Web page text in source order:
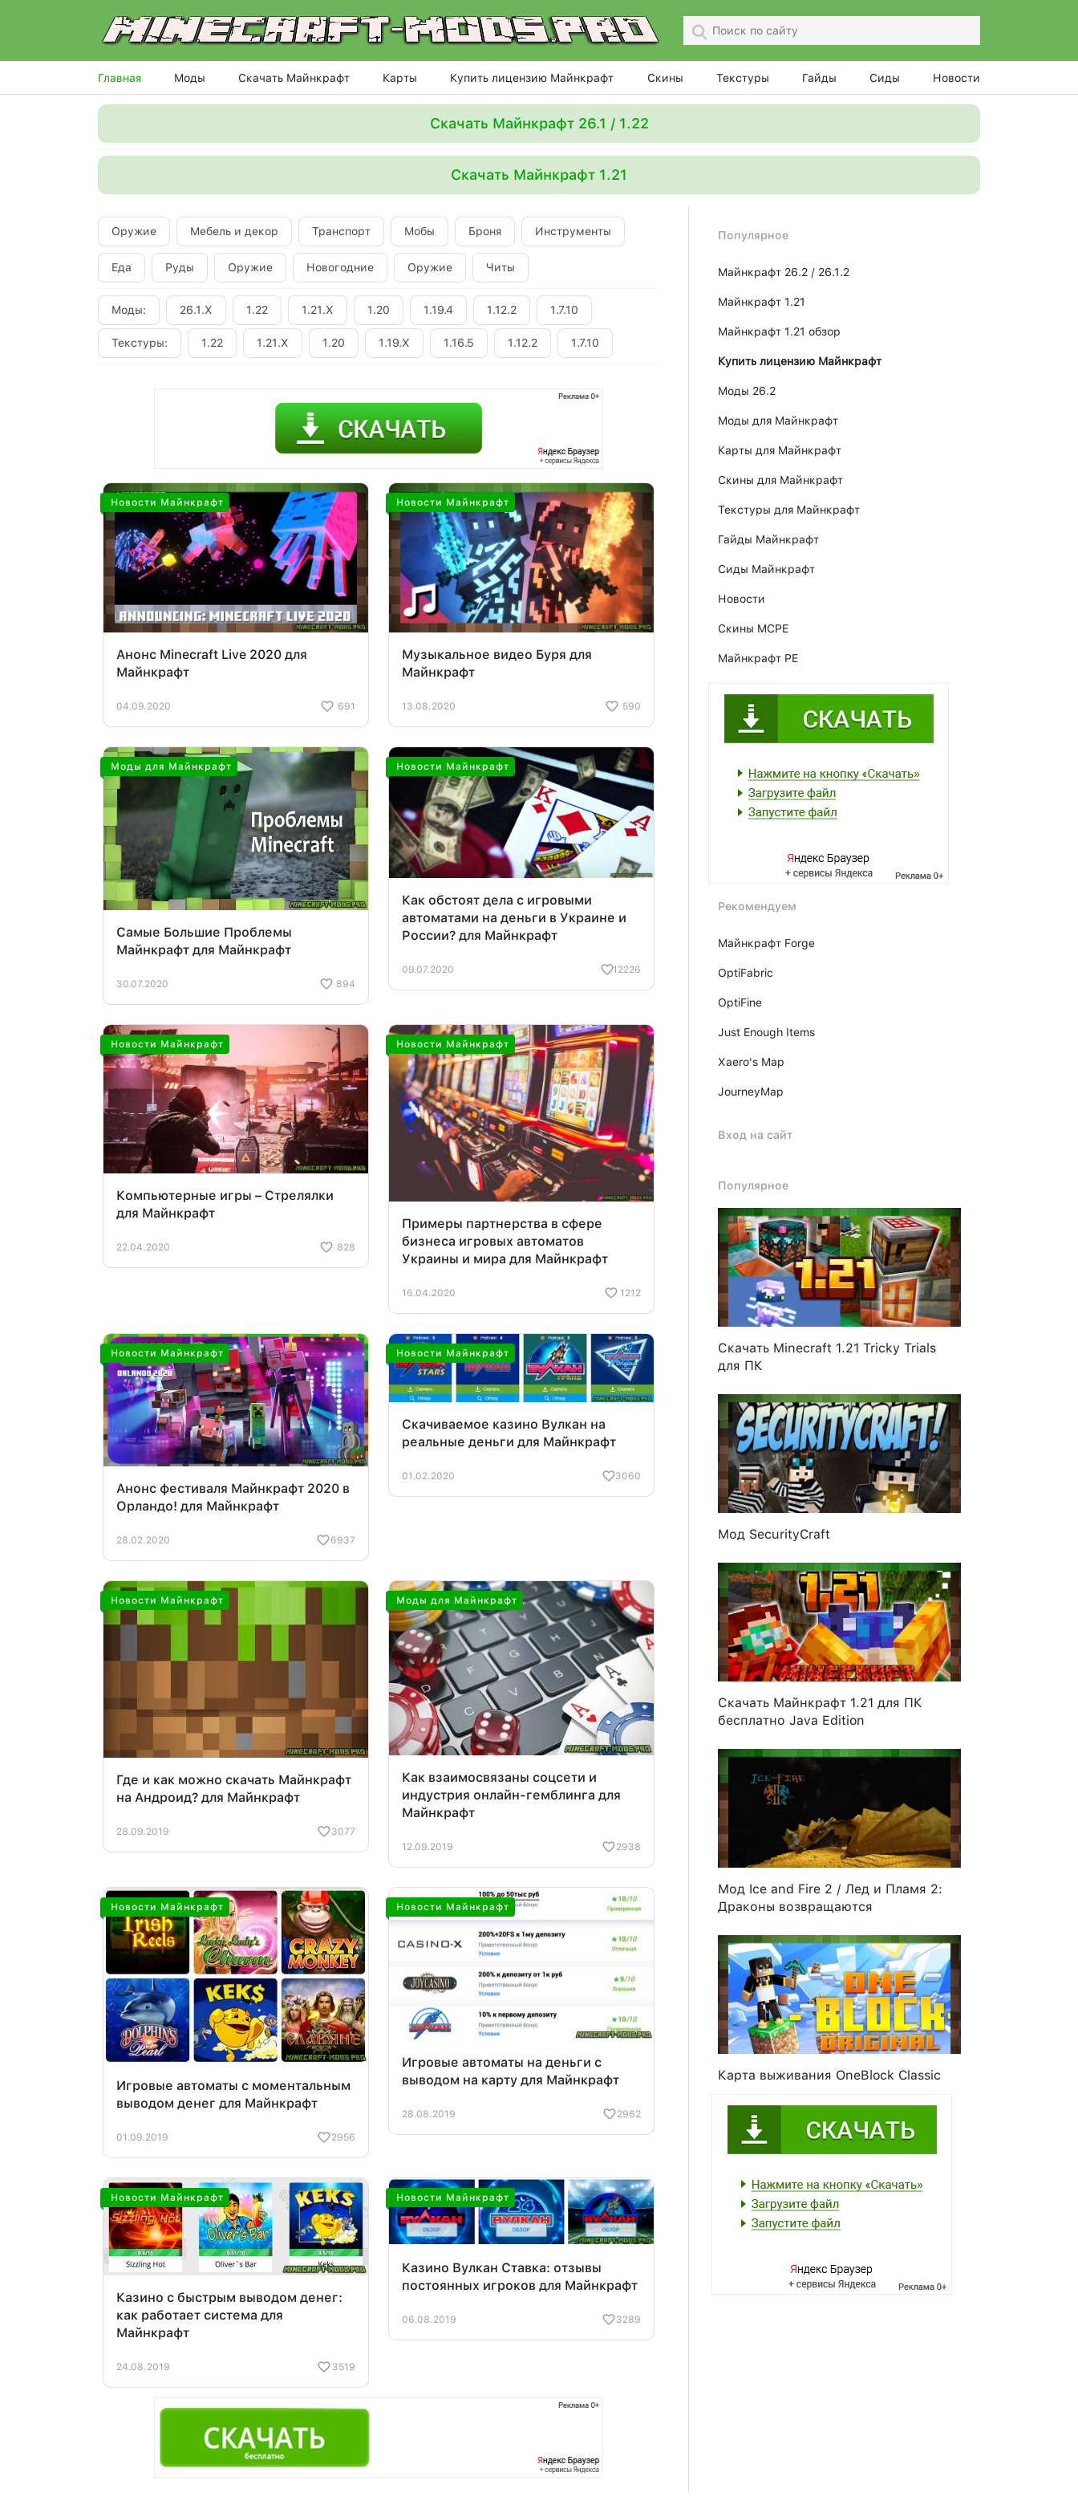
Главная Моды Скачать Майнкрафт Карты Купить лицензию Майнкрафт Скины Текстуры Гайды Сиды Новости
Скачать Майнкрафт 26.1 / 1.22
Скачать Майнкрафт 1.21
Оружие Мебель и декор Транспорт Мобы Броня Инструменты
Еда Руды Оружие Новогодние Оружие Читы
Моды: 26.1.X 1.22 1.21.X 1.20 1.19.4 1.12.2 1.7.10
Текстуры: 1.22 1.21.X 1.20 1.19.X 1.16.5 1.12.2 1.7.10
Новости Майнкрафт
Анонс Minecraft Live 2020 для
Майнкрафт
04.09.2020 691
Новости Майнкрафт
Музыкальное видео Буря для
Майнкрафт
13.08.2020 590
Моды для Майнкрафт
Самые Большие Проблемы
Майнкрафт для Майнкрафт
30.07.2020 894
Новости Майнкрафт
Как обстоят дела с игровыми
автоматами на деньги в Украине и
России? для Майнкрафт
09.07.2020 12226
Новости Майнкрафт
Компьютерные игры – Стрелялки
для Майнкрафт
22.04.2020 828
Новости Майнкрафт
Примеры партнерства в сфере
бизнеса игровых автоматов
Украины и мира для Майнкрафт
16.04.2020 1212
Новости Майнкрафт
Анонс фестиваля Майнкрафт 2020 в
Орландо! для Майнкрафт
28.02.2020 6937
Новости Майнкрафт
Скачиваемое казино Вулкан на
реальные деньги для Майнкрафт
01.02.2020 3060
Новости Майнкрафт
Где и как можно скачать Майнкрафт
на Андроид? для Майнкрафт
28.09.2019 3077
Моды для Майнкрафт
Как взаимосвязаны соцсети и
индустрия онлайн-гемблинга для
Майнкрафт
12.09.2019 2938
Новости Майнкрафт
Игровые автоматы с моментальным
выводом денег для Майнкрафт
01.09.2019 2956
Новости Майнкрафт
Игровые автоматы на деньги с
выводом на карту для Майнкрафт
28.08.2019 2962
Новости Майнкрафт
Казино с быстрым выводом денег:
как работает система для
Майнкрафт
24.08.2019 3519
Новости Майнкрафт
Казино Вулкан Ставка: отзывы
постоянных игроков для Майнкрафт
06.08.2019 3289
Популярное
Майнкрафт 26.2 / 26.1.2
Майнкрафт 1.21
Майнкрафт 1.21 обзор
Купить лицензию Майнкрафт
Моды 26.2
Моды для Майнкрафт
Карты для Майнкрафт
Скины для Майнкрафт
Текстуры для Майнкрафт
Гайды Майнкрафт
Сиды Майнкрафт
Новости
Скины MCPE
Майнкрафт PE
Рекомендуем
Майнкрафт Forge
OptiFabric
OptiFine
Just Enough Items
Xаero's Mаp
JourneyMap
Вход на сайт
Популярное
Скачать Minecraft 1.21 Tricky Trials
для ПК
Мод SecurityCraft
Скачать Майнкрафт 1.21 для ПК
бесплатно Java Edition
Мод Ice and Fire 2 / Лед и Пламя 2:
Драконы возвращаются
Карта выживания OneBlock Classic